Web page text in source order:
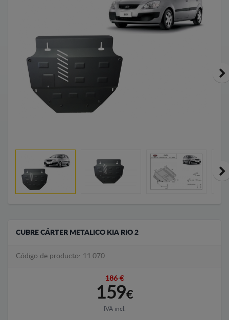
CUBRE CÁRTER METALICO KIA RIO 2
Código de producto: 11.070
186 €
159€
IVA incl.